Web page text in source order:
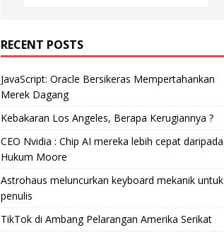
RECENT POSTS
JavaScript: Oracle Bersikeras Mempertahankan
Merek Dagang
Kebakaran Los Angeles, Berapa Kerugiannya ?
CEO Nvidia : Chip AI mereka lebih cepat daripada
Hukum Moore
Astrohaus meluncurkan keyboard mekanik untuk
penulis
TikTok di Ambang Pelarangan Amerika Serikat